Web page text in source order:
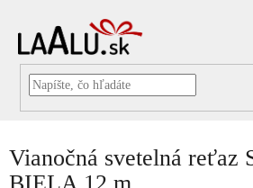
Vianočná svetelná reťaz